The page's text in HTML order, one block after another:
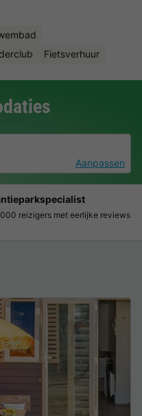
Fietsverhuur
0 huisdierAanpassen
stress
boeken en veilige